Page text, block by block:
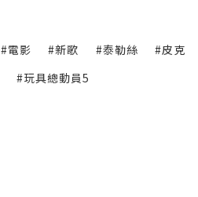
#電影 #新歌 #泰勒絲
#皮克
#玩具總動員5